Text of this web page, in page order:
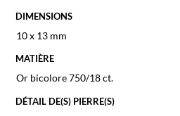
DIMENSIONS
10 x 13 mm
MATIÈRE
Or bicolore 750/18 ct.
DÉTAIL DE(S) PIERRE(S)